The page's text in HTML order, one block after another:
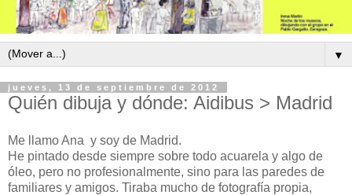
▼
jueves, 13 de septiembre de 2012
Quién dibuja y dónde: Aidibus > Madrid
Me llamo Ana y soy de Madrid.
He pintado desde siempre sobre todo acuarela y algo de
óleo, pero no profesionalmente, sino para las paredes de
familiares y amigos. Tiraba mucho de fotografía propia,